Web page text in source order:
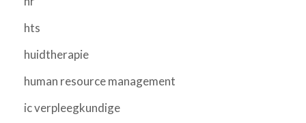
hts
huidtherapie
human resource management
ic verpleegkundige